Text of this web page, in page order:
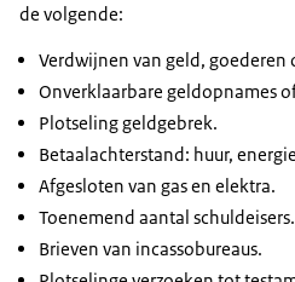
de volgende:
Verdwijnen van geld, goederen
Onverklaarbare geldopnames
Plotseling geldgebrek.
Betaalachterstand: huur,
Afgesloten van gas en elektra.
Toenemend aantal schuldeisers.
Brieven van incassobureaus.